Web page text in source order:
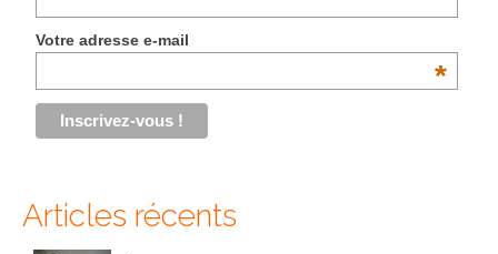
Votre adresse e-mail
*
Articles récents